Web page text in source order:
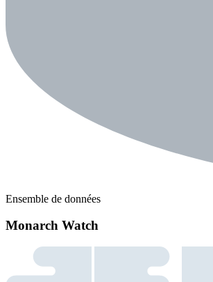
Ensemble de données
Monarch Watch